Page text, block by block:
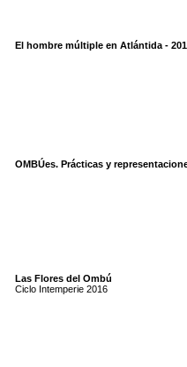
El hombre múltiple en Atlántida -
OMBÚes. Prácticas y
Las Flores del Ombú
Ciclo Intemperie 2016